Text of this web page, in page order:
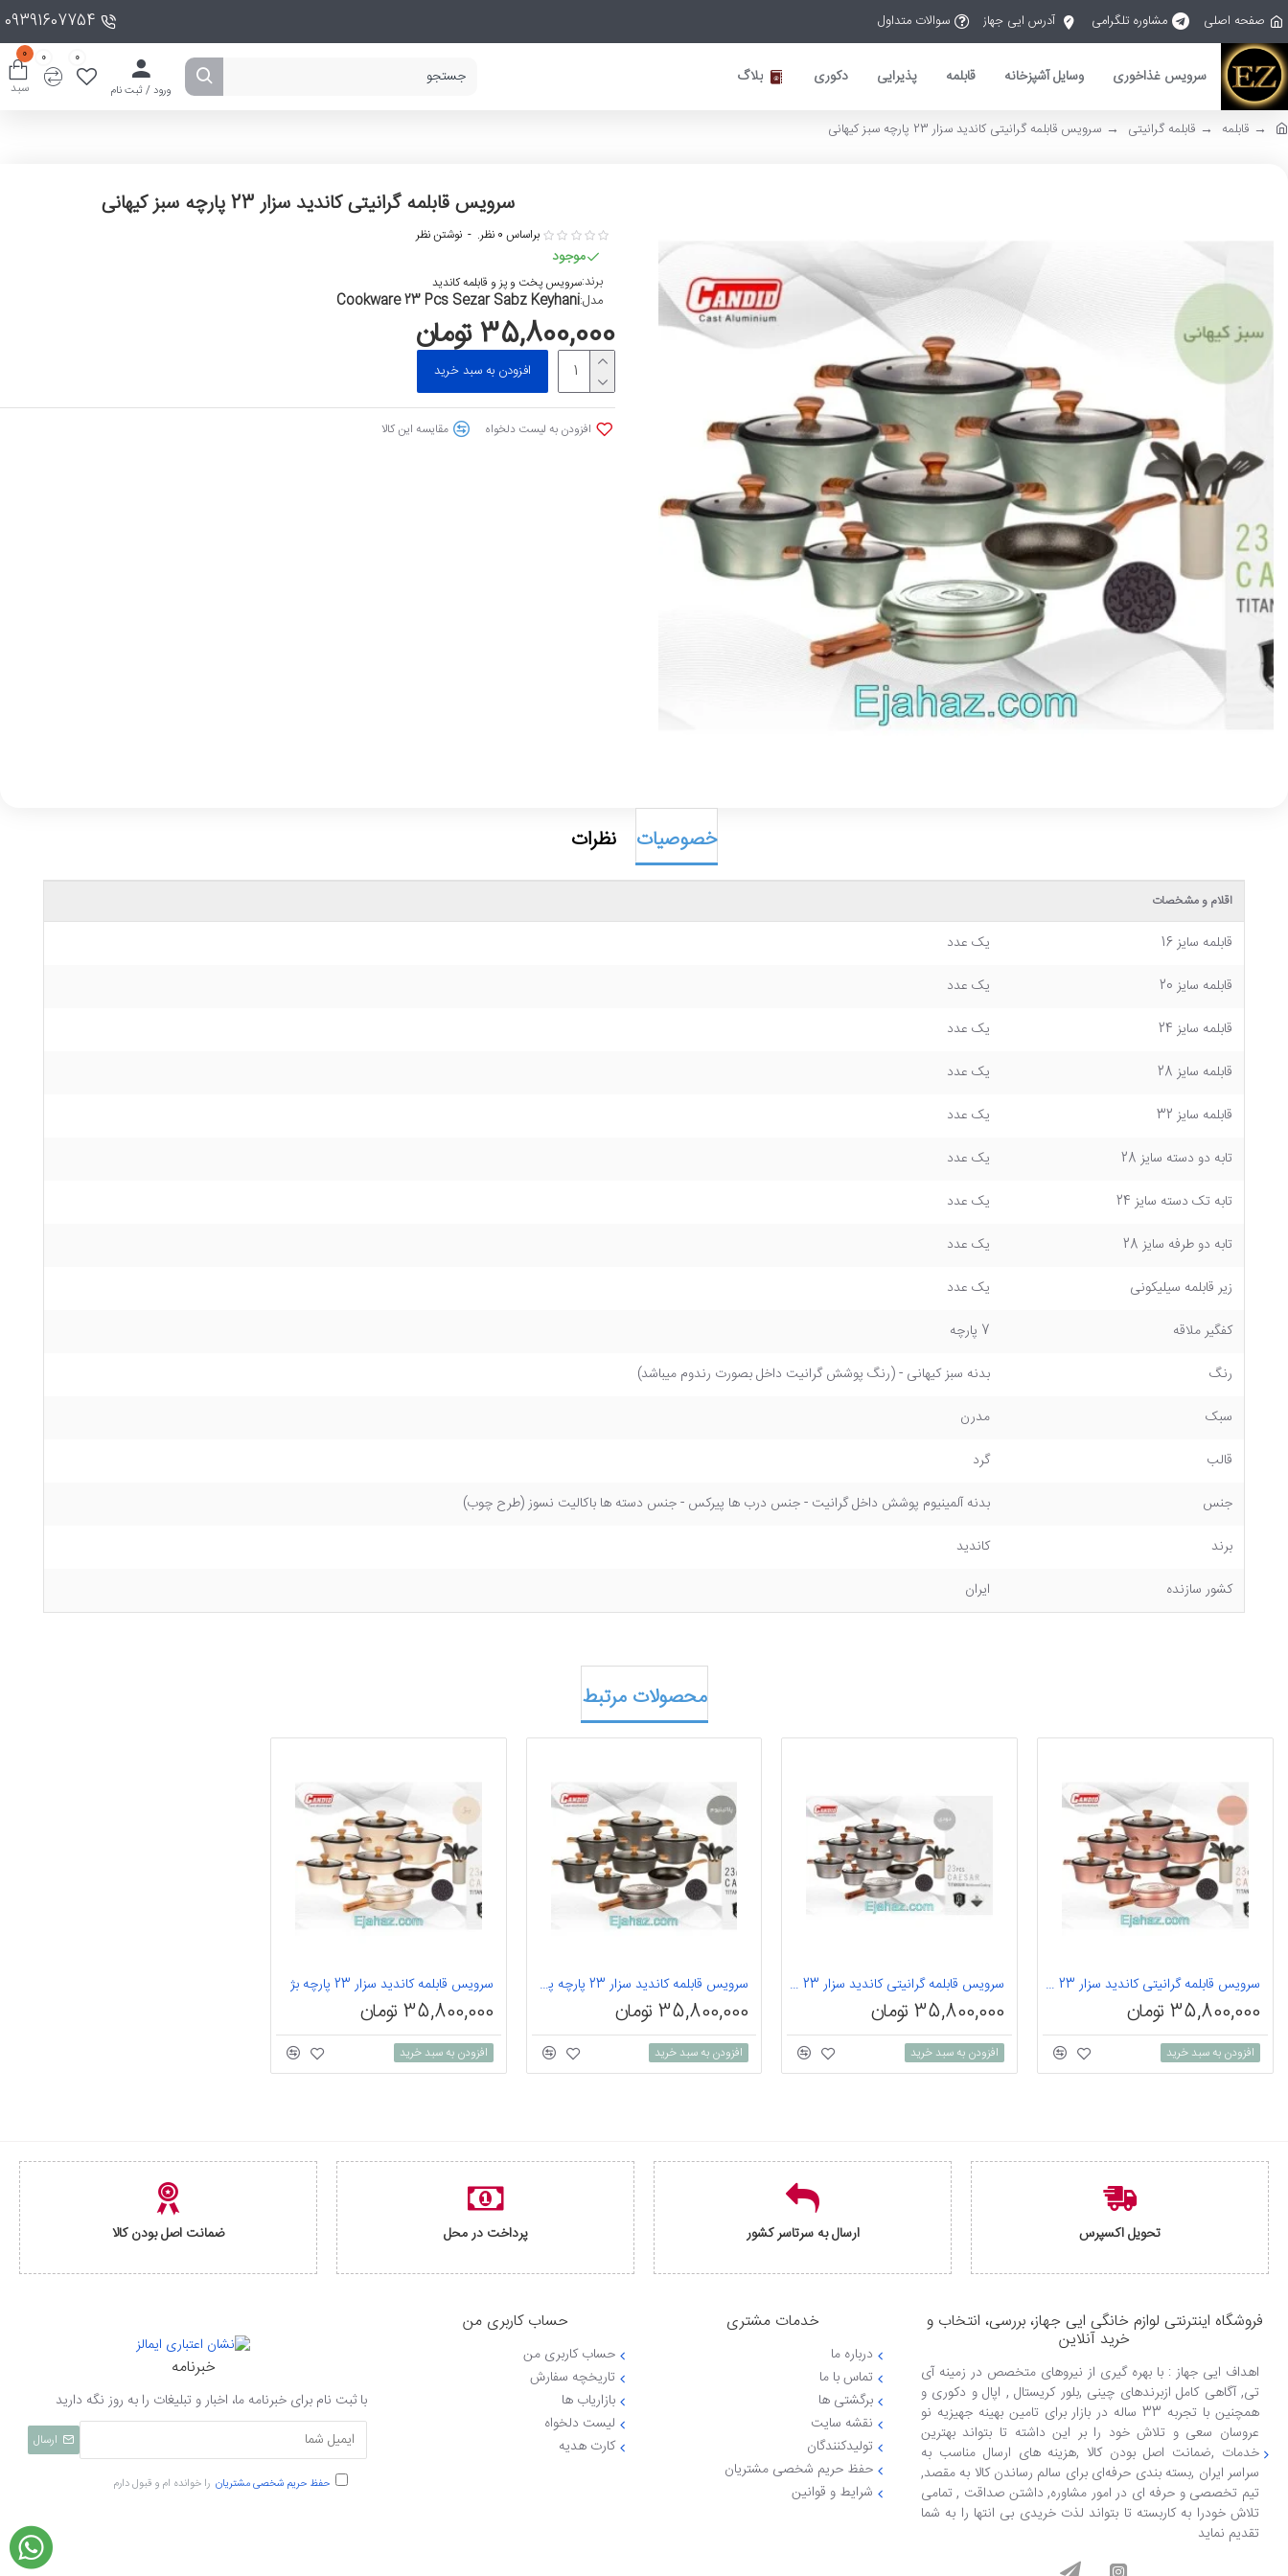
صفحه اصلی مشاوره تلگرامی آدرس ایی جهاز سوالات متداول 09391607754
سرویس غذاخوری وسایل آشپزخانه قابلمه پذیرایی دکوری بلاگ
ورود / ثبت نام
0
0
سبد
0
قابلمه قابلمه گرانیتی سرویس قابلمه گرانیتی کاندید سزار 23 پارچه سبز کیهانی
سرویس قابلمه گرانیتی کاندید سزار 23 پارچه سبز کیهانی
موجود
برند:سرویس پخت و پز و قابلمه کاندید
مدل:Cookware 23 Pcs Sezar Sabz Keyhani
براساس 0 نظر. - نوشتن نظر
35,800,000 تومان
افزودن به سبد خرید
افزودن به لیست دلخواه مقایسه این کالا
خصوصیات نظرات
اقلام و مشخصات
قابلمه سایز 16
یک عدد
قابلمه سایز 20
یک عدد
قابلمه سایز 24
یک عدد
قابلمه سایز 28
یک عدد
قابلمه سایز 32
یک عدد
تابه دو دسته سایز 28
یک عدد
تابه تک دسته سایز 24
یک عدد
تابه دو طرفه سایز 28
یک عدد
زیر قابلمه سیلیکونی
یک عدد
کفگیر ملاقه
7 پارچه
رنگ
بدنه سبز کیهانی - (رنگ پوشش گرانیت داخل بصورت رندوم میباشد)
سبک
مدرن
قالب
گرد
جنس
بدنه آلمینیوم پوشش داخل گرانیت - جنس درب ها پیرکس - جنس دسته ها باکالیت نسوز (طرح چوب)
برند
کاندید
کشور سازنده
ایران
محصولات مرتبط
سرویس قابلمه گرانیتی کاندید سزار 23 پارچه رز گلد
35,800,000 تومان
افزودن به سبد خرید
سرویس قابلمه گرانیتی کاندید سزار 23 پارچه دودی
35,800,000 تومان
افزودن به سبد خرید
سرویس قابلمه کاندید سزار 23 پارچه پلاتینیوم
35,800,000 تومان
افزودن به سبد خرید
سرویس قابلمه کاندید سزار 23 پارچه بژ
35,800,000 تومان
افزودن به سبد خرید
تحویل اکسپرس ارسال به سرتاسر کشور پرداخت در محل ضمانت اصل بودن کالا
فروشگاه اینترنتی لوازم خانگی ایی جهاز، بررسی، انتخاب و
خرید آنلاین
اهداف ایی جهاز : با بهره گیری از نیروهای متخصص در زمینه آی
تی, آگاهی کامل ازبرندهای چینی ,بلور کریستال , اپال و دکوری و
همچنین با تجربه 33 ساله در بازار برای تامین بهینه جهیزیه نو
عروسان سعی و تلاش خود را بر این داشته تا بتواند بهترین
خدمات ,ضمانت اصل بودن کالا ,هزینه های ارسال مناسب به
سراسر ایران ,بسته بندی حرفه‌ای برای سالم رساندن کالا به مقصد,
تیم تخصصی و حرفه ای در امور مشاوره, داشتن صداقت , تمامی
تلاش خودرا به کاربسته تا بتواند لذت خریدی بی انتها را به شما
تقدیم نماید
خدمات مشتری
درباره ما
تماس با ما
برگشتی ها
نقشه سایت
تولیدکنندگان
حفظ حریم شخصی مشتریان
شرایط و قوانین
حساب کاربری من
حساب کاربری من
تاریخچه سفارش
بازاریاب ها
لیست دلخواه
کارت هدیه
خبرنامه
با ثبت نام برای خبرنامه ما، اخبار و تبلیغات را به روز نگه دارید
ارسال
حفظ حریم شخصی مشتریان را خوانده ام و قبول دارم